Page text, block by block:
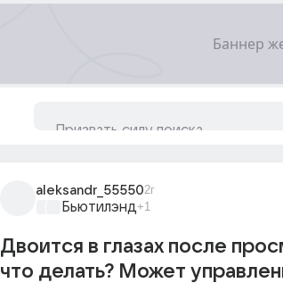
aleksandr_555502г
Бьютилэнд+1
Двоится в глазах после
что делать? Может